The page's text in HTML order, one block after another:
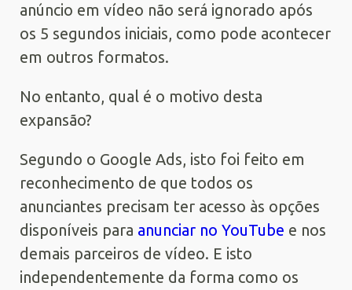
anúncio em vídeo não será ignorado após
os 5 segundos iniciais, como pode acontecer
em outros formatos.
No entanto, qual é o motivo desta
expansão?
Segundo o Google Ads, isto foi feito em
reconhecimento de que todos os
anunciantes precisam ter acesso às opções
disponíveis para anunciar no YouTube e nos
demais parceiros de vídeo. E isto
independentemente da forma como os